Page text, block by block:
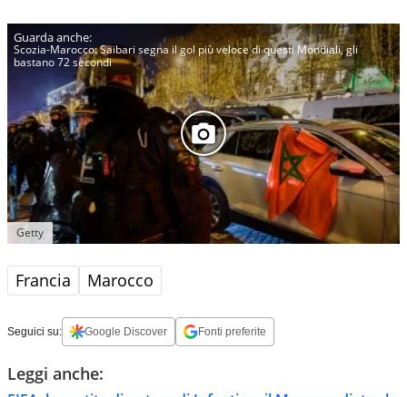
Scozia-Marocco: Saibari segna il gol più veloce di questi Mondiali, gli
bastano 72 secondi
Getty
Francia Marocco
Seguici su: Google Discover Fonti preferite
Leggi anche: